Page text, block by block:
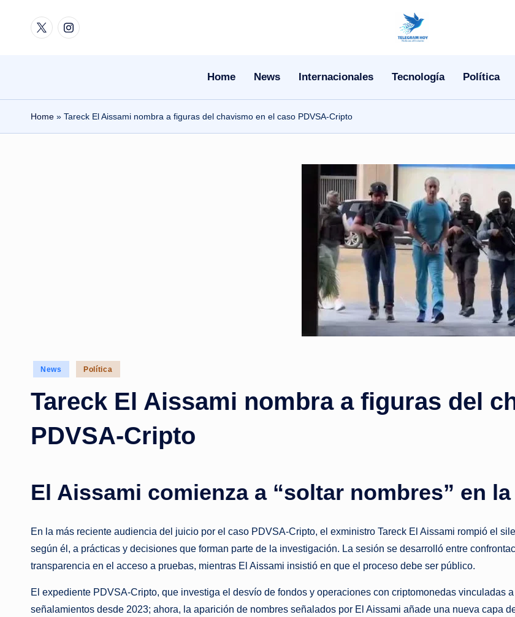
TwitterInstagram
N
e
e
|
N
o
ti
a
i
n
s
a
Home News Internacionales Tecnología Política
Home » Tareck El Aissami nombra a figuras del chavismo en el caso PDVSA‑Cripto
Posted
News Política
Tareck El Aissami nombra a figuras del
PDVSA‑Cripto
El Aissami comienza a “soltar nombres” en
En la más reciente audiencia del juicio por el caso PDVSA‑Cripto, el exministro Tareck El Aissami rompió el
según él, a prácticas y decisiones que forman parte de la investigación. La sesión se desarrolló entre
transparencia en el acceso a pruebas, mientras El Aissami insistió en que el proceso debe ser público.
El expediente PDVSA‑Cripto, que investiga el desvío de fondos y operaciones con criptomonedas vinculadas
señalamientos desde 2023; ahora, la aparición de nombres señalados por El Aissami añade una nueva capa